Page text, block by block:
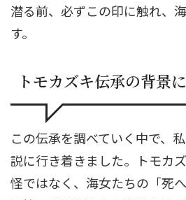
潜る前、必ずこの印に触れ、
す。
トモカズキ伝承の背景
この伝承を調べていく中で、
説に行き着きました。トモカ
怪ではなく、海女たちの「死